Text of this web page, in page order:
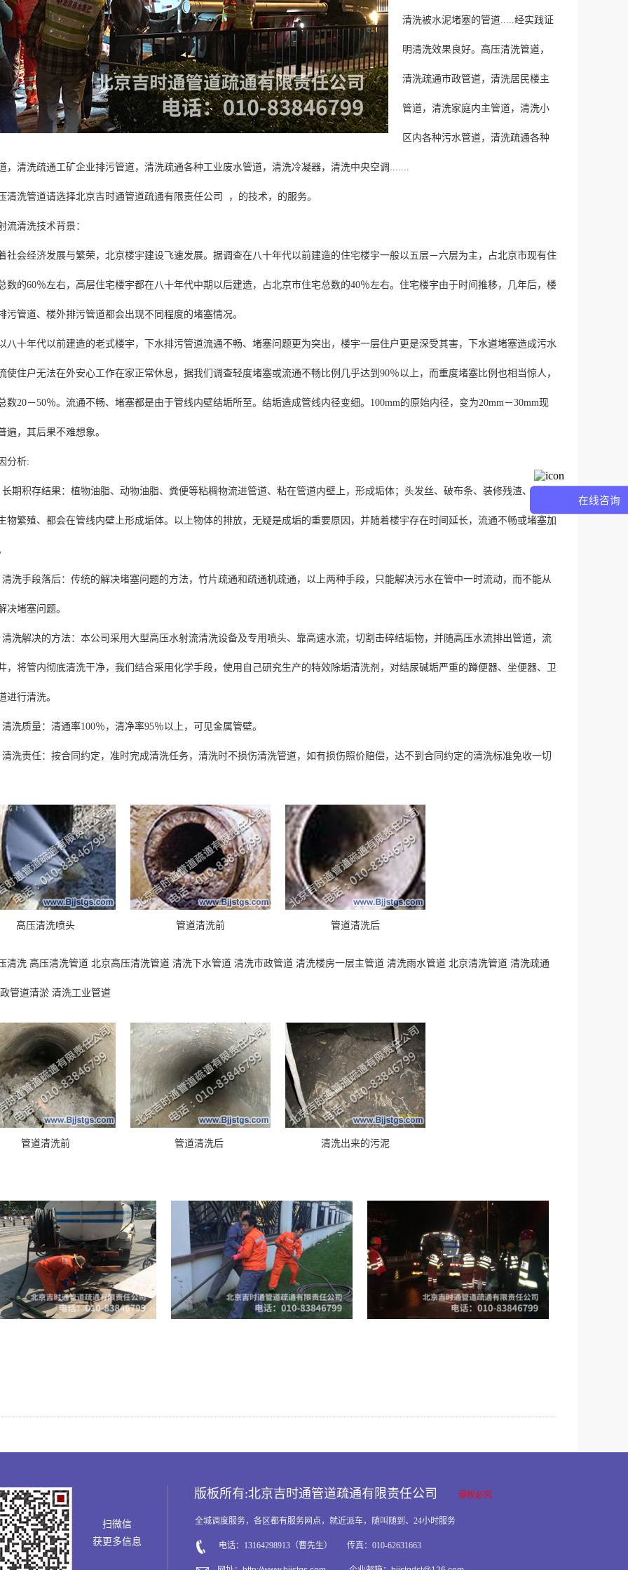
清洗被水泥堵塞的管道.....经实践证
明清洗效果良好。高压清洗管道，
清洗疏通市政管道，清洗居民楼主
管道，清洗家庭内主管道，清洗小
区内各种污水管道，清洗疏通各种
，清洗疏通工矿企业排污管道，清洗疏通各种工业废水管道，清洗冷凝器，清洗中央空调.......
管道请选择北京吉时通管道疏通有限责任公司 ，的技术，的服务。
流清洗技术背景：
经济发展与繁荣，北京楼宇建设飞速发展。据调查在八十年代以前建造的住宅楼宇一般以五层－六层为主，占北京市现有住
数的60％左右，高层住宅楼宇都在八十年代中期以后建造，占北京市住宅总数的40％左右。住宅楼宇由于时间推移，几年后，楼
污管道、楼外排污管道都会出现不同程度的堵塞情况。
年代以前建造的老式楼宇，下水排污管道流通不畅、堵塞问题更为突出，楼宇一层住户更是深受其害，下水道堵塞造成污水
使住户无法在外安心工作在家正常休息，据我们调查轻度堵塞或流通不畅比例几乎达到90％以上，而重度堵塞比例也相当惊人，
数20－50％。流通不畅、堵塞都是由于管线内壁结垢所至。结垢造成管线内径变细。100mm的原始内径，变为20mm－30mm现
遍，其后果不难想象。
分析:
积存结果：植物油脂、动物油脂、粪便等粘稠物流进管道、粘在管道内壁上，形成垢体；头发丝、破布条、装修残渣、铁细
物繁殖、都会在管线内壁上形成垢体。以上物体的排放，无疑是成垢的重要原因，并随着楼宇存在时间延长，流通不畅或堵塞加
手段落后：传统的解决堵塞问题的方法，竹片疏通和疏通机疏通，以上两种手段，只能解决污水在管中一时流动，而不能从
决堵塞问题。
解决的方法：本公司采用大型高压水射流清洗设备及专用喷头、靠高速水流，切割击碎结垢物，并随高压水流排出管道，流
，将管内彻底清洗干净，我们结合采用化学手段，使用自己研究生产的特效除垢清洗剂，对结尿碱垢严重的蹲便器、坐便器、卫
进行清洗。
质量：清通率100％，清净率95％以上，可见金属管壁。
责任：按合同约定，准时完成清洗任务，清洗时不损伤清洗管道，如有损伤照价赔偿，达不到合同约定的清洗标准免收一切
高压清洗喷头 管道清洗前 管道清洗后
清洗 高压清洗管道 北京高压清洗管道 清洗下水管道 清洗市政管道 清洗楼房一层主管道 清洗雨水管道 北京清洗管道 清洗疏通
管道清淤 清洗工业管道
管道清洗前 管道清洗后 清洗出来的污泥
扫微信
获更多信息
版板所有:北京吉时通管道疏通有限责任公司 侵权必究
全城调度服务，各区都有服务网点，就近派车，随叫随到、24小时服务
电话：13164298913（曹先生） 传真：010-62631663
在线咨询